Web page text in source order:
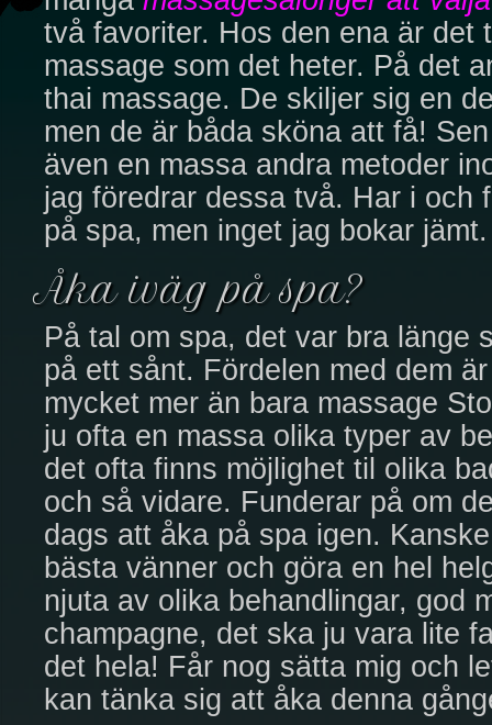
två favoriter. Hos den ena är det
massage som det heter. På det
thai massage. De skiljer sig en
men de är båda sköna att få!
även en massa andra metoder
jag föredrar dessa två. Har i och
på spa, men inget jag bokar jämt.
Åka iväg på spa?
På tal om spa, det var bra länge
på ett sånt. Fördelen med dem
mycket mer än bara massage
ju ofta en massa olika typer av
det ofta finns möjlighet til olika
och så vidare. Funderar på om
dags att åka på spa igen.
bästa vänner och göra en hel
njuta av olika behandlingar, god
champagne, det ska ju vara lite
det hela! Får nog sätta mig och
kan tänka sig att åka denna